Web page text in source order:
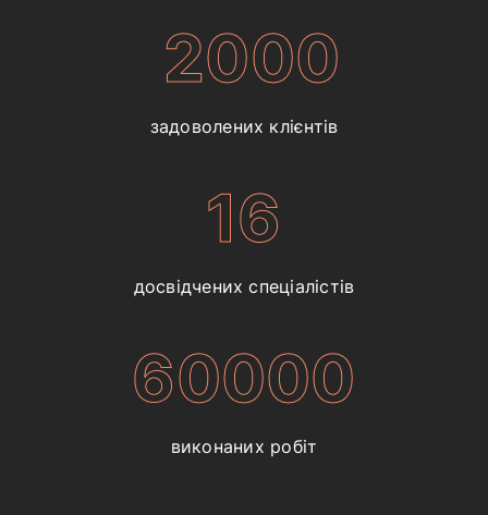
2000
задоволених клієнтів
16
досвідчених спеціалістів
60000
виконаних робіт